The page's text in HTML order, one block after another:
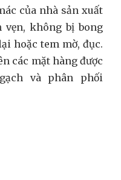
của nhà sản xuất
vẹn, không bị bong
hoặc tem mờ, đục.
các mặt hàng được
và phân phối